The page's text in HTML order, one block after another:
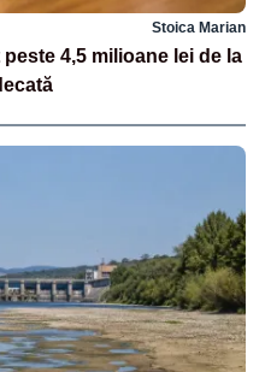
Stoica Marian
4,5 milioane lei de la